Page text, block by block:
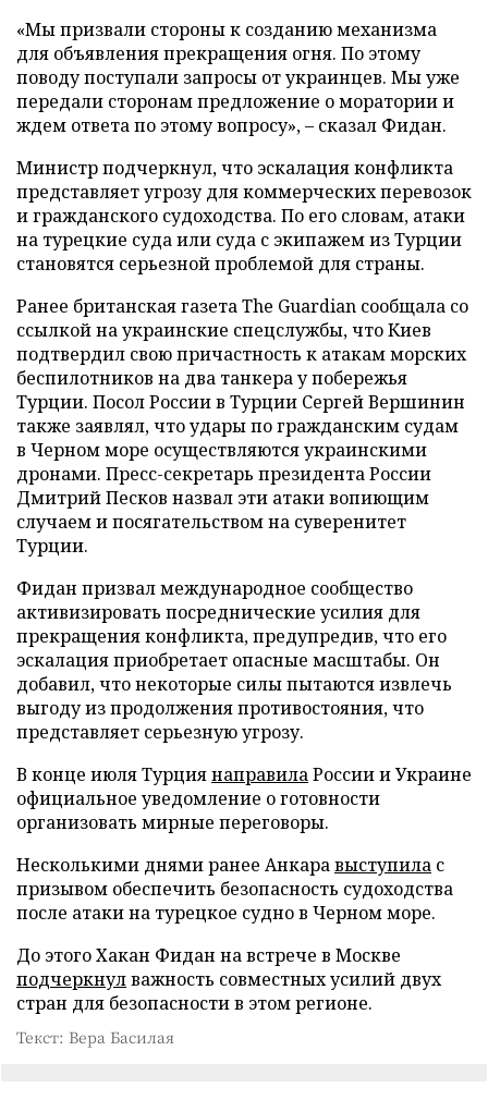
«Мы призвали стороны к созданию механизма
для объявления прекращения огня. По этому
поводу поступали запросы от украинцев. Мы уже
передали сторонам предложение о моратории и
ждем ответа по этому вопросу», – сказал Фидан.
Министр подчеркнул, что эскалация конфликта
представляет угрозу для коммерческих перевозок
и гражданского судоходства. По его словам, атаки
на турецкие суда или суда с экипажем из Турции
становятся серьезной проблемой для страны.
Ранее британская газета The Guardian сообщала со
ссылкой на украинские спецслужбы, что Киев
подтвердил свою причастность к атакам морских
беспилотников на два танкера у побережья
Турции. Посол России в Турции Сергей Вершинин
также заявлял, что удары по гражданским судам
в Черном море осуществляются украинскими
дронами. Пресс-секретарь президента России
Дмитрий Песков назвал эти атаки вопиющим
случаем и посягательством на суверенитет
Турции.
Фидан призвал международное сообщество
активизировать посреднические усилия для
прекращения конфликта, предупредив, что его
эскалация приобретает опасные масштабы. Он
добавил, что некоторые силы пытаются извлечь
выгоду из продолжения противостояния, что
представляет серьезную угрозу.
В конце июля ТурциянаправилаРоссии и Украине
официальное уведомление о готовности
организовать мирные переговоры.
Несколькими днями ранее Анкаравыступила с
призывом обеспечить безопасность судоходства
после атаки на турецкое судно в Черном море.
До этого Хакан Фидан на встрече в Москве
подчеркнулважность совместных усилий двух
стран для безопасности в этом регионе.
Текст: Вера Басилая